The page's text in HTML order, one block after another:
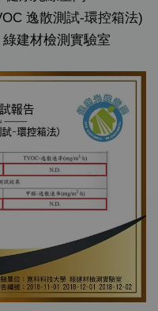
逸散測試-環控箱法)
建材檢測實驗室